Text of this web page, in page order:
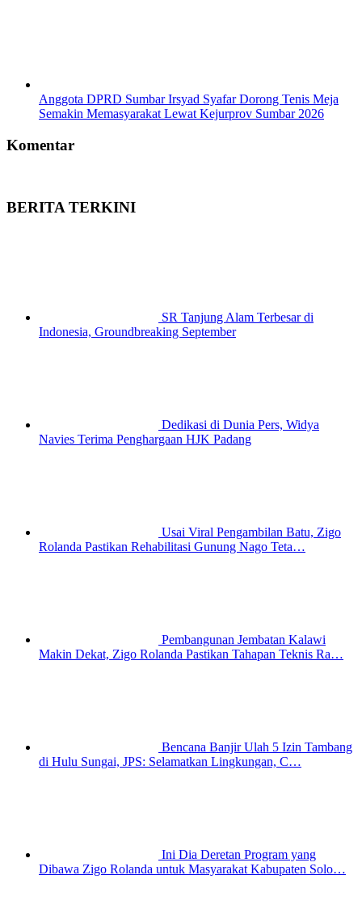
Anggota DPRD Sumbar Irsyad Syafar Dorong Tenis Meja
Semakin Memasyarakat Lewat Kejurprov Sumbar 2026
Komentar
BERITA TERKINI
SR Tanjung Alam Terbesar di
Indonesia, Groundbreaking September
Dedikasi di Dunia Pers, Widya
Navies Terima Penghargaan HJK Padang
Usai Viral Pengambilan Batu, Zigo
Rolanda Pastikan Rehabilitasi Gunung Nago Teta…
Pembangunan Jembatan Kalawi
Makin Dekat, Zigo Rolanda Pastikan Tahapan Teknis Ra…
Bencana Banjir Ulah 5 Izin Tambang
di Hulu Sungai, JPS: Selamatkan Lingkungan, C…
Ini Dia Deretan Program yang
Dibawa Zigo Rolanda untuk Masyarakat Kabupaten Solo…